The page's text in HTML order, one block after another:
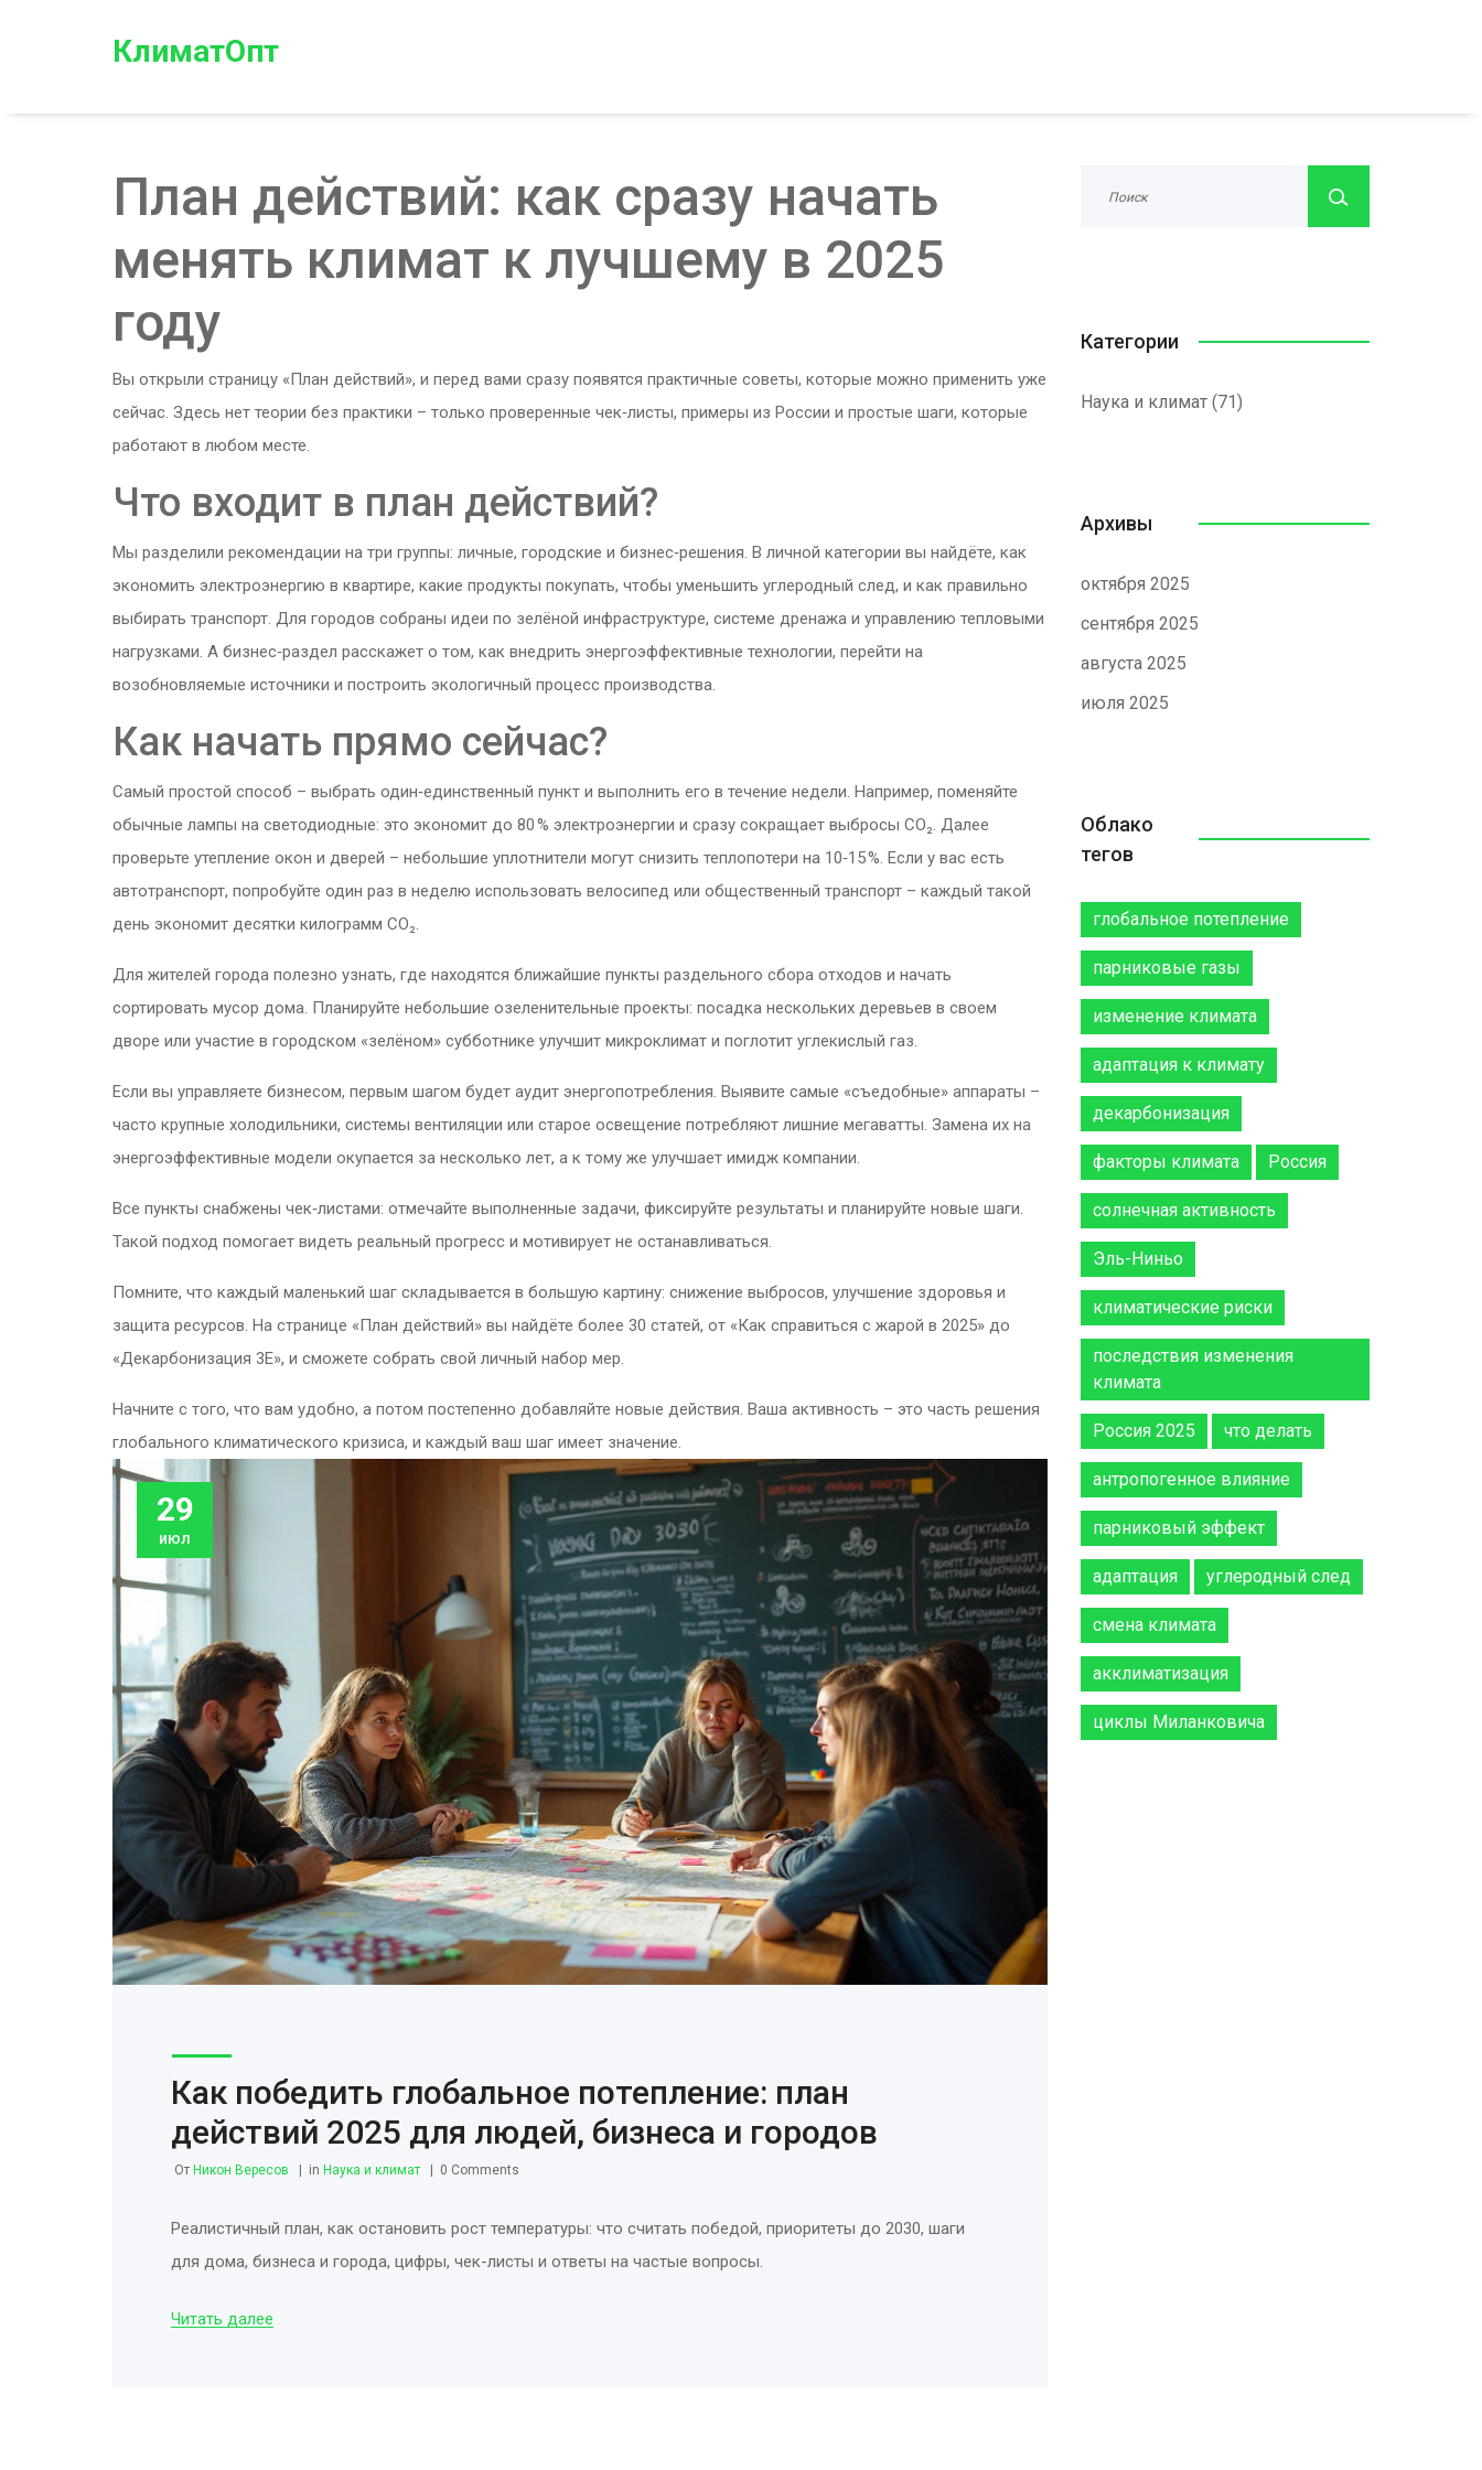
КлиматОпт
План действий: как сразу начать
менять климат к лучшему в 2025
году
Вы открыли страницу «План действий», и перед вами сразу появятся практичные советы, которые можно применить уже
сейчас. Здесь нет теории без практики – только проверенные чек‑листы, примеры из России и простые шаги, которые
работают в любом месте.
Что входит в план действий?
Мы разделили рекомендации на три группы: личные, городские и бизнес‑решения. В личной категории вы найдёте, как
экономить электроэнергию в квартире, какие продукты покупать, чтобы уменьшить углеродный след, и как правильно
выбирать транспорт. Для городов собраны идеи по зелёной инфраструктуре, системе дренажа и управлению тепловыми
нагрузками. А бизнес‑раздел расскажет о том, как внедрить энергоэффективные технологии, перейти на
возобновляемые источники и построить экологичный процесс производства.
Как начать прямо сейчас?
Самый простой способ – выбрать один‑единственный пункт и выполнить его в течение недели. Например, поменяйте
обычные лампы на светодиодные: это экономит до 80 % электроэнергии и сразу сокращает выбросы CO₂. Далее
проверьте утепление окон и дверей – небольшие уплотнители могут снизить теплопотери на 10‑15 %. Если у вас есть
автотранспорт, попробуйте один раз в неделю использовать велосипед или общественный транспорт – каждый такой
день экономит десятки килограмм CO₂.
Для жителей города полезно узнать, где находятся ближайшие пункты раздельного сбора отходов и начать
сортировать мусор дома. Планируйте небольшие озеленительные проекты: посадка нескольких деревьев в своем
дворе или участие в городском «зелёном» субботнике улучшит микроклимат и поглотит углекислый газ.
Если вы управляете бизнесом, первым шагом будет аудит энергопотребления. Выявите самые «съедобные» аппараты –
часто крупные холодильники, системы вентиляции или старое освещение потребляют лишние мегаватты. Замена их на
энергоэффективные модели окупается за несколько лет, а к тому же улучшает имидж компании.
Все пункты снабжены чек‑листами: отмечайте выполненные задачи, фиксируйте результаты и планируйте новые шаги.
Такой подход помогает видеть реальный прогресс и мотивирует не останавливаться.
Помните, что каждый маленький шаг складывается в большую картину: снижение выбросов, улучшение здоровья и
защита ресурсов. На странице «План действий» вы найдёте более 30 статей, от «Как справиться с жарой в 2025» до
«Декарбонизация 3Е», и сможете собрать свой личный набор мер.
Начните с того, что вам удобно, а потом постепенно добавляйте новые действия. Ваша активность – это часть решения
глобального климатического кризиса, и каждый ваш шаг имеет значение.
29
июл
Как победить глобальное потепление: план
действий 2025 для людей, бизнеса и городов
От Никон Вересов in Наука и климат 0 Comments
Реалистичный план, как остановить рост температуры: что считать победой, приоритеты до 2030, шаги
для дома, бизнеса и города, цифры, чек-листы и ответы на частые вопросы.
Читать далее
Категории
Наука и климат (71)
Архивы
октября 2025
сентября 2025
августа 2025
июля 2025
Облако
тегов
глобальное потепление
парниковые газы
изменение климата
адаптация к климату
декарбонизация
факторы климата Россия
солнечная активность
Эль-Ниньо
климатические риски
последствия изменения
климата
Россия 2025 что делать
антропогенное влияние
парниковый эффект
адаптация углеродный след
смена климата
акклиматизация
циклы Миланковича